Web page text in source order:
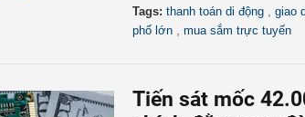
Tags: thanh toán di động giao
phố lớn
mua sắm trực tuyến
Tiến sát mốc